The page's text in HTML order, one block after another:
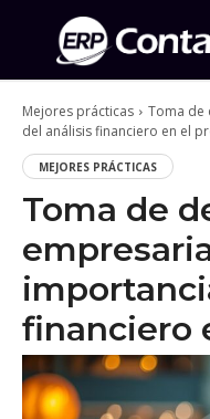
Mejores prácticas
Toma de
del análisis financiero en el
MEJORES PRÁCTICAS
Toma de
financiero